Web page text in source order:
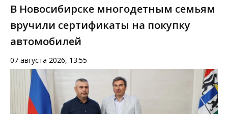
В Новосибирске многодетным семьям
вручили сертификаты на покупку
автомобилей
07 августа 2026, 13:55